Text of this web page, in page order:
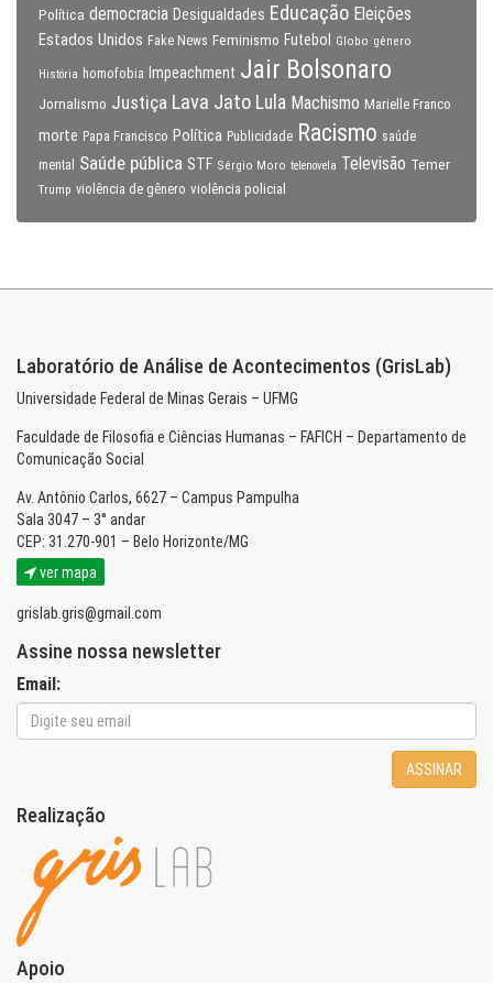
Política democracia Desigualdades Educação Eleições
Estados Unidos Fake News Feminismo Futebol Globo gênero
História homofobia Impeachment Jair Bolsonaro
Jornalismo Justiça Lava Jato Lula Machismo Marielle Franco
morte Papa Francisco Política Publicidade Racismo saúde
mental
Saúde pública STF Sérgio Moro telenovela Televisão Temer
Trump violência de gênero violência policial
Laboratório de Análise de Acontecimentos (GrisLab)
Universidade Federal de Minas Gerais – UFMG
Faculdade de Filosofia e Ciências Humanas – FAFICH – Departamento de
Comunicação Social
Av. Antônio Carlos, 6627 – Campus Pampulha
Sala 3047 – 3° andar
CEP: 31.270-901 – Belo Horizonte/MG
ver mapa
grislab.gris@gmail.com
Assine nossa newsletter
Email:
ASSINAR
Realização
Apoio